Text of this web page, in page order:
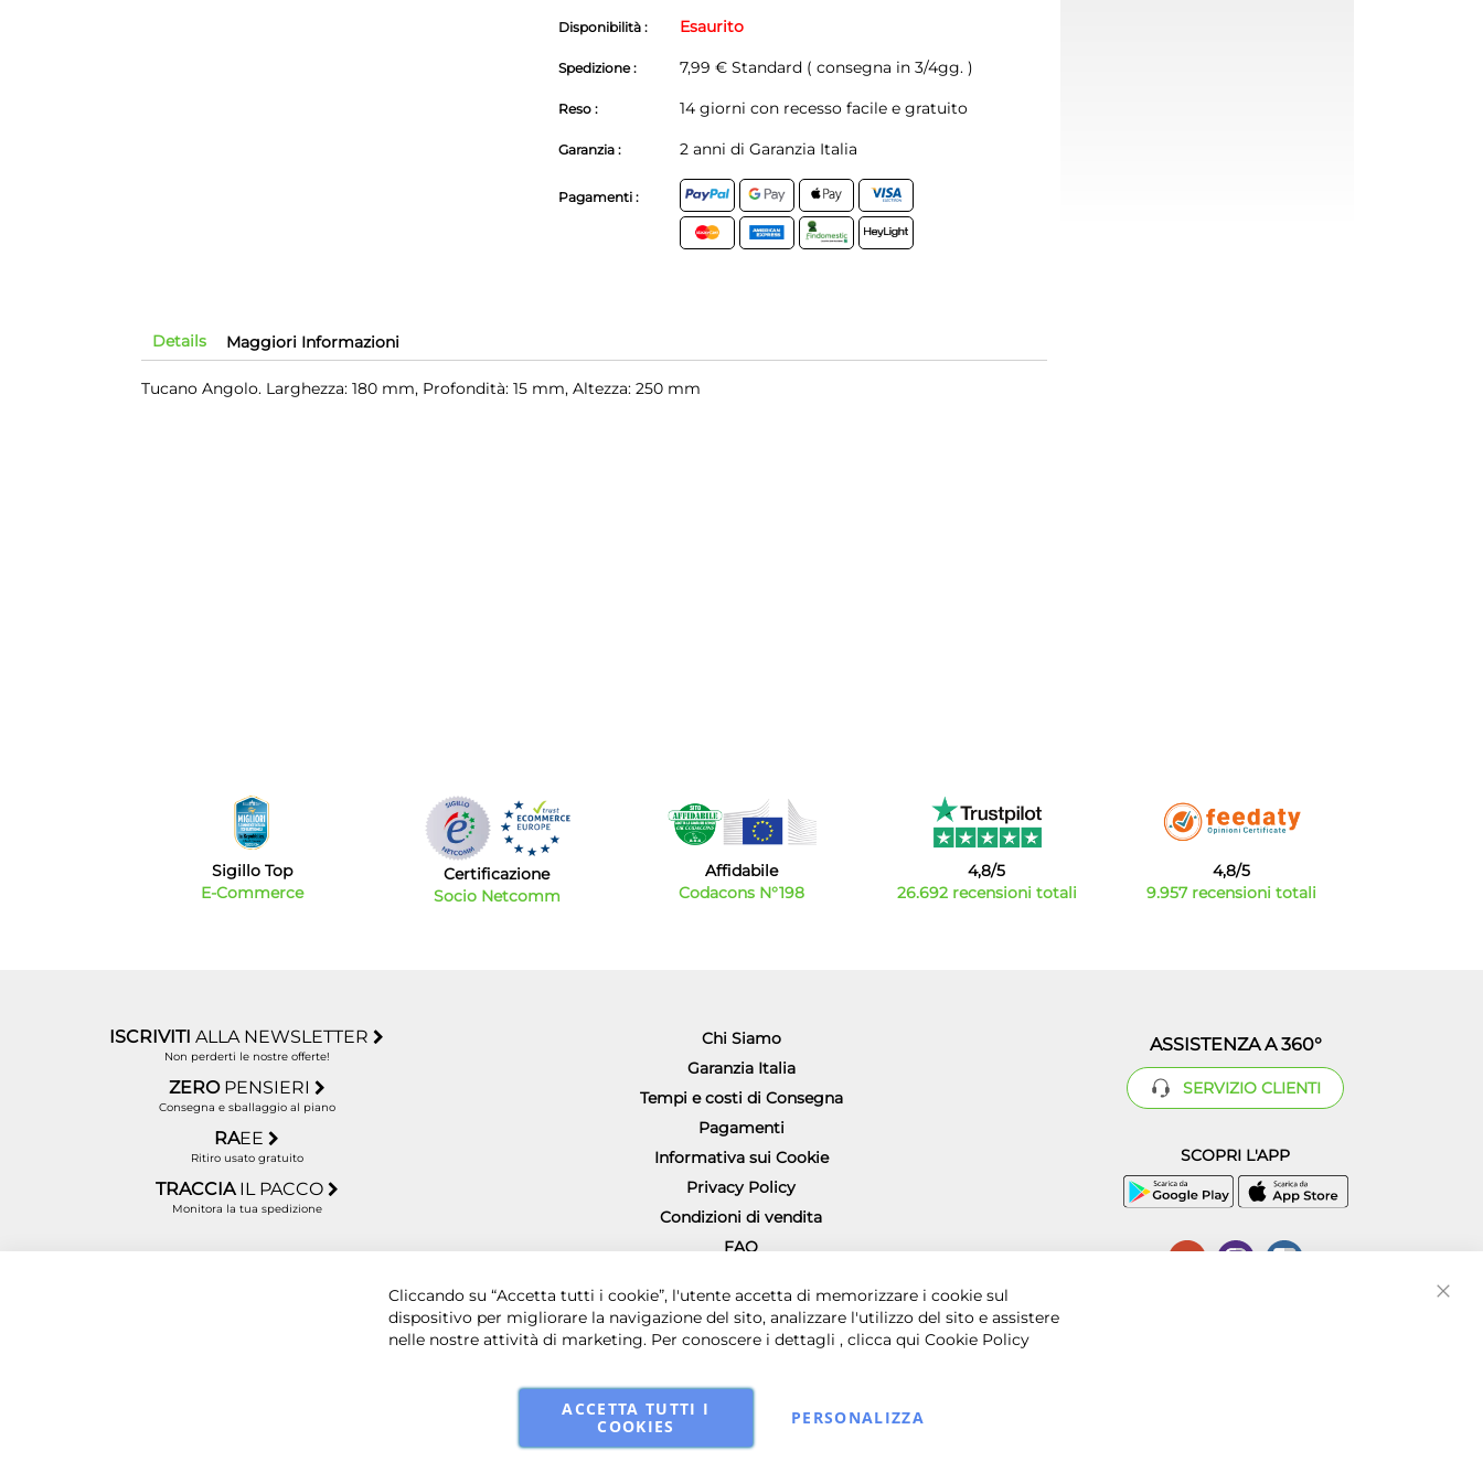
Disponibilità : Esaurito
Spedizione : 7,99 € Standard ( consegna in 3/4gg. )
Reso : 14 giorni con recesso facile e gratuito
Garanzia : 2 anni di Garanzia Italia
Pagamenti :
Details
Tucano Angolo. Larghezza: 180 mm, Profondità: 15 mm, Altezza: 250 mm
Maggiori Informazioni
Sigillo Top
E-Commerce
Certificazione
Socio Netcomm
Affidabile
Codacons N°198
4,8/5
26.692 recensioni totali
4,8/5
9.957 recensioni totali
ISCRIVITIALLA NEWSLETTER
Non perderti le nostre offerte!
ZERO PENSIERI
Consegna e sballaggio al piano
RAEE
Ritiro usato gratuito
TRACCIA IL PACCO
Monitora la tua spedizione
Chi Siamo
Garanzia Italia
Tempi e costi di Consegna
Pagamenti
Informativa sui Cookie
Privacy Policy
Condizioni di vendita
FAQ
ASSISTENZA A 360°
SERVIZIO CLIENTI
SCOPRI L'APP
Copyright © 2025 BYTECNO S.R.L. Cap. Soc. 50.000 € i.v. - Sede legale in via Principe di Piemonte 199, 80026 Casoria (NA) - P.I. 07016001211, C.C.I.A.A. Napoli, REA 856312.